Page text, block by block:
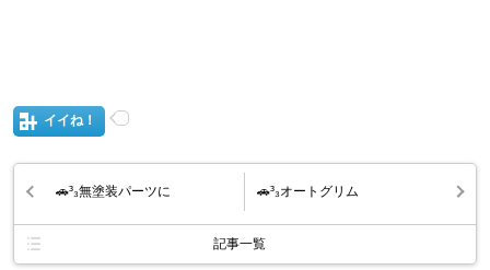
イイね！
🚗³₃無塗装パーツに 🚗³₃オートグリム
記事一覧